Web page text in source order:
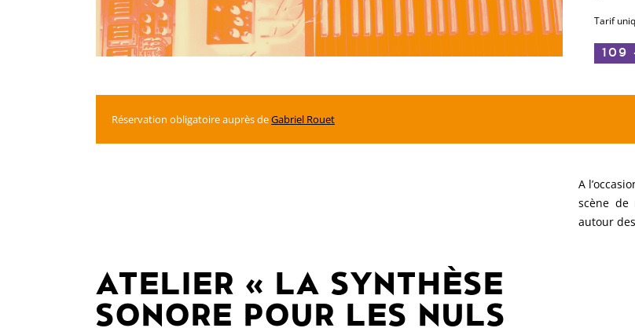
Tarif
109
Réservation obligatoire auprès deGabriel Rouet
A
scène de
autour
ATELIER « LA SYNTHÈSE
SONORE POUR LES NULS